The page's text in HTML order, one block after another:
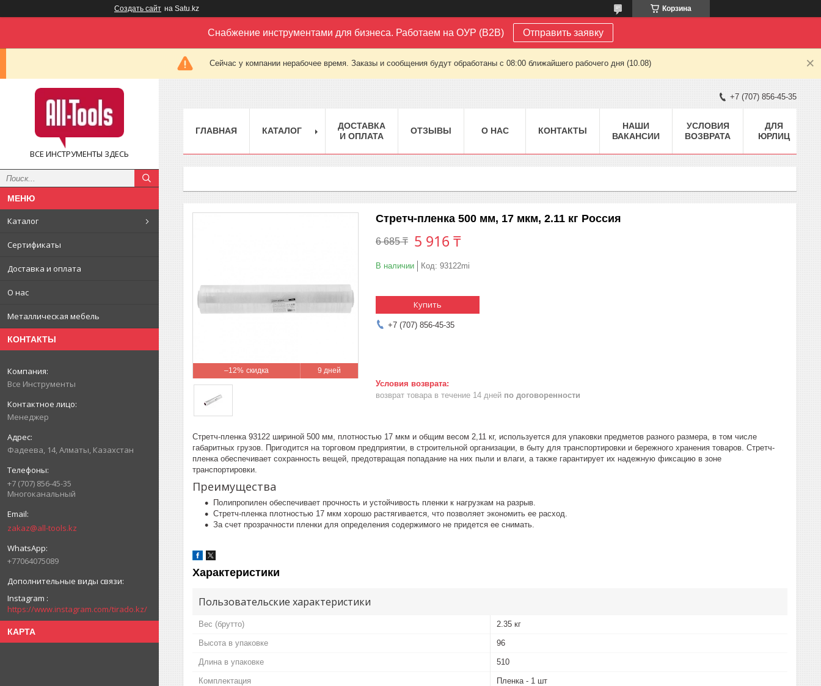
Создать сайт на Satu.kz Корзина
Снабжение инструментами для бизнеса. Работаем на ОУР (B2B) Отправить заявку
Сейчас у компании нерабочее время. Заказы и сообщения будут обработаны с 08:00 ближайшего рабочего дня (10.08)
ВСЕ ИНСТРУМЕНТЫ ЗДЕСЬ
Каталог
Сертификаты
Доставка и оплата
О нас
Металлическая мебель
КОНТАКТЫ
Все Инструменты
Менеджер
Фадеева, 14, Алматы, Казахстан
+7 (707) 856-45-35
Многоканальный
zakaz@all-tools.kz
+77064075089
Instagram
https://www.instagram.com/tirado.kz/
КАРТА
+7 (707) 856-45-35
ГЛАВНАЯ КАТАЛОГ
ДОСТАВКА
И ОПЛАТА
ОТЗЫВЫ О НАС КОНТАКТЫ
НАШИ
ВАКАНСИИ
УСЛОВИЯ
ВОЗВРАТА
ДЛЯ
ЮРЛИЦ
–12% 9 дней
Стретч-пленка 500 мм, 17 мкм, 2.11 кг Россия
6 685 ₸ 5 916 ₸
В наличии Код: 93122mi
Купить
+7 (707) 856-45-35
возврат товара в течение 14 дней по договоренности
Стретч-пленка 93122 шириной 500 мм, плотностью 17 мкм и общим весом 2,11 кг, используется для упаковки предметов разного размера, в том числе
габаритных грузов. Пригодится на торговом предприятии, в строительной организации, в быту для транспортировки и бережного хранения товаров. Стретч-
пленка обеспечивает сохранность вещей, предотвращая попадание на них пыли и влаги, а также гарантирует их надежную фиксацию в зоне
транспортировки.
Преимущества
Полипропилен обеспечивает прочность и устойчивость пленки к нагрузкам на разрыв.
Стретч-пленка плотностью 17 мкм хорошо растягивается, что позволяет экономить ее расход.
За счет прозрачности пленки для определения содержимого не придется ее снимать.
Характеристики
Пользовательские характеристики
Вес (брутто) 2.35 кг
Высота в упаковке 96
Длина в упаковке 510
Комплектация Пленка - 1 шт